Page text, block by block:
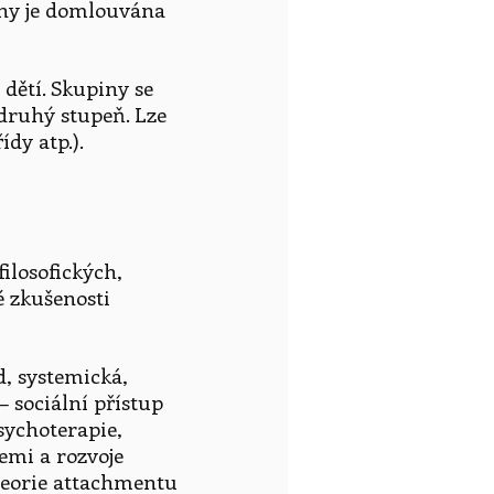
je domlouvána
Skupiny se
stupeň. Lze
atp.).
zkušenosti
systemická,
sociální přístup
a rozvoje
attachmentu